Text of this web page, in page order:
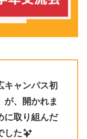
キャンパス初
が、開かれま
に取り組んだ
した